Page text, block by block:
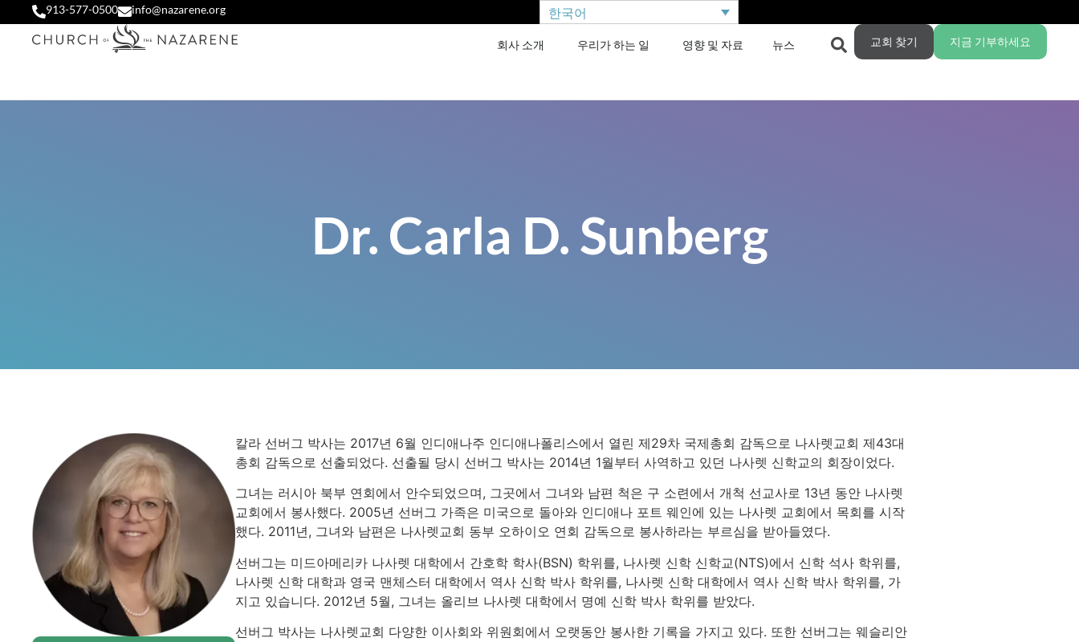
913-577-0500 info@nazarene.org 한국어
회사 소개 우리가 하는 일 영향 및 자료 뉴스 교회 찾기 지금 기부하세요
Dr. Carla D. Sunberg
칼라 선버그 박사는 2017년 6월 인디애나주 인디애나폴리스에서 열린 제29차 국제총회 감독으로 나사렛교회 제43대
총회 감독으로 선출되었다. 선출될 당시 선버그 박사는 2014년 1월부터 사역하고 있던 나사렛 신학교의 회장이었다.
그녀는 러시아 북부 연회에서 안수되었으며, 그곳에서 그녀와 남편 척은 구 소련에서 개척 선교사로 13년 동안 나사렛
교회에서 봉사했다. 2005년 선버그 가족은 미국으로 돌아와 인디애나 포트 웨인에 있는 나사렛 교회에서 목회를 시작
했다. 2011년, 그녀와 남편은 나사렛교회 동부 오하이오 연회 감독으로 봉사하라는 부르심을 받아들였다.
선버그는 미드아메리카 나사렛 대학에서 간호학 학사(BSN) 학위를, 나사렛 신학 신학교(NTS)에서 신학 석사 학위를,
나사렛 신학 대학과 영국 맨체스터 대학에서 역사 신학 박사 학위를, 나사렛 신학 대학에서 역사 신학 박사 학위를, 가
지고 있습니다. 2012년 5월, 그녀는 올리브 나사렛 대학에서 명예 신학 박사 학위를 받았다.
선버그 박사는 나사렛교회 다양한 이사회와 위원회에서 오랫동안 봉사한 기록을 가지고 있다. 또한 선버그는 웨슬리안